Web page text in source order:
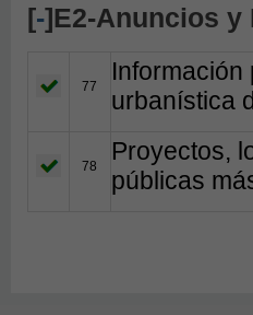
[-]E2-Anuncios y
77
Información
urbanística
78
Proyectos,
públicas